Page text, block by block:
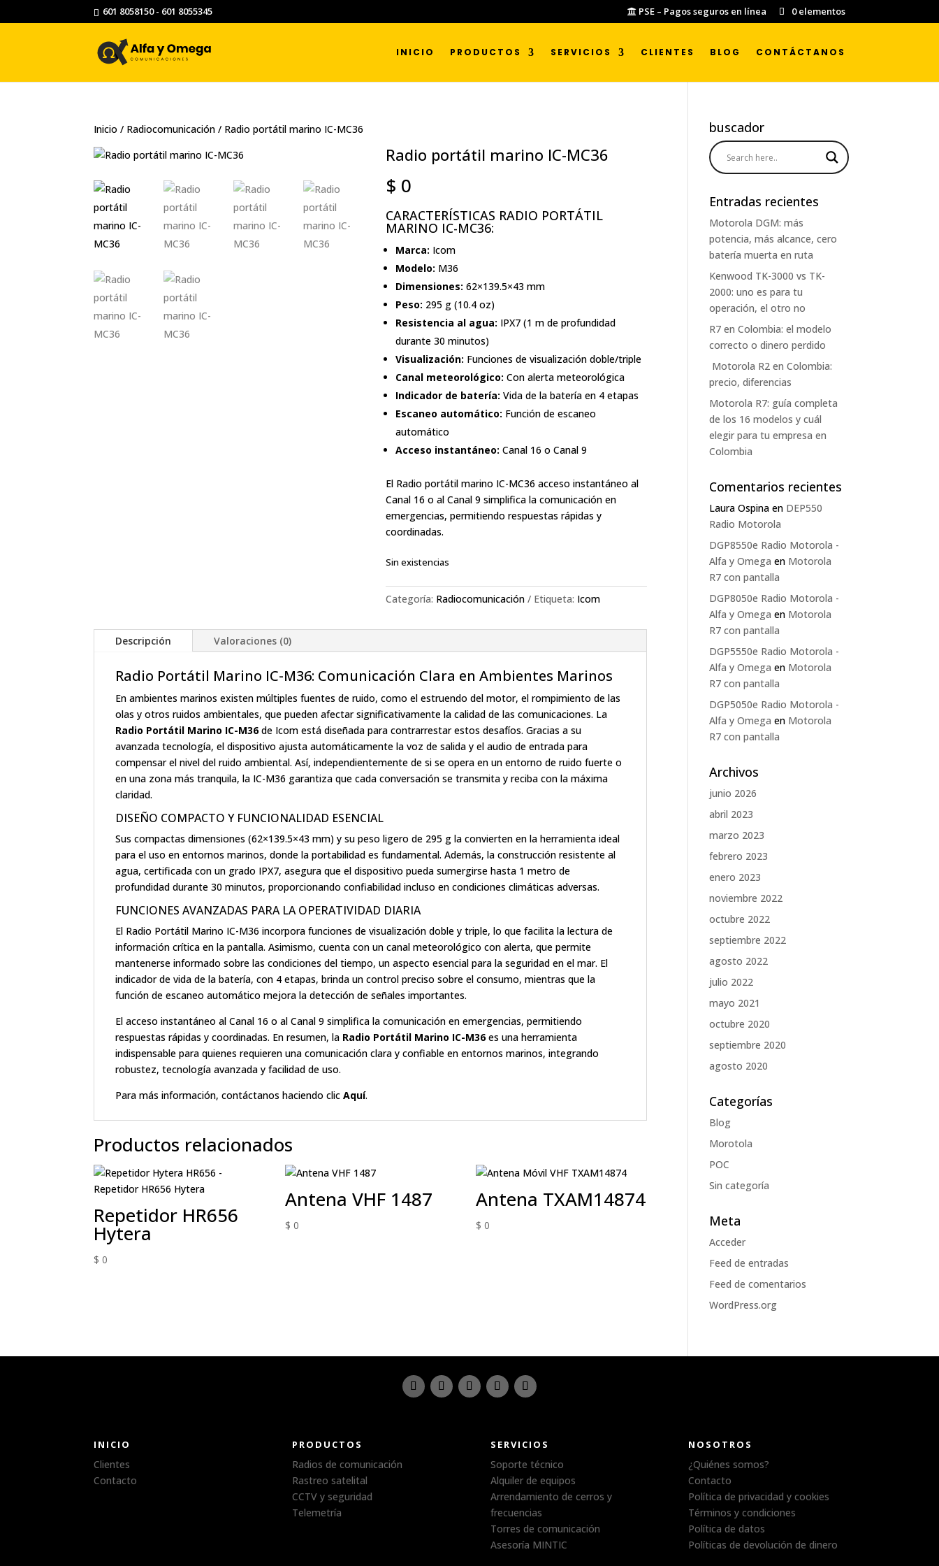
601 8058150 - 601 8055345 PSE – Pagos seguros en línea 0 elementos
INICIO PRODUCTOS SERVICIOS CLIENTES BLOG CONTÁCTANOS
Inicio / Radiocomunicación / Radio portátil marino IC-MC36
Radio portátil marino IC-MC36
$ 0
CARACTERÍSTICAS RADIO PORTÁTIL
MARINO IC-MC36:
Marca: Icom
Modelo: M36
Dimensiones: 62×139.5×43 mm
Peso: 295 g (10.4 oz)
Resistencia al agua: IPX7 (1 m de profundidad
durante 30 minutos)
Visualización: Funciones de visualización doble/triple
Canal meteorológico: Con alerta meteorológica
Indicador de batería: Vida de la batería en 4 etapas
Escaneo automático: Función de escaneo
automático
Acceso instantáneo: Canal 16 o Canal 9
El Radio portátil marino IC-MC36 acceso instantáneo al
Canal 16 o al Canal 9 simplifica la comunicación en
emergencias, permitiendo respuestas rápidas y
coordinadas.
Sin existencias
Categoría: Radiocomunicación Etiqueta: Icom
Descripción Valoraciones (0)
Radio Portátil Marino IC-M36: Comunicación Clara en Ambientes Marinos
En ambientes marinos existen múltiples fuentes de ruido, como el estruendo del motor, el rompimiento de las
olas y otros ruidos ambientales, que pueden afectar significativamente la calidad de las comunicaciones. La
Radio Portátil Marino IC-M36de Icom está diseñada para contrarrestar estos desafíos. Gracias a su
avanzada tecnología, el dispositivo ajusta automáticamente la voz de salida y el audio de entrada para
compensar el nivel del ruido ambiental. Así, independientemente de si se opera en un entorno de ruido fuerte o
en una zona más tranquila, la IC-M36 garantiza que cada conversación se transmita y reciba con la máxima
claridad.
DISEÑO COMPACTO Y FUNCIONALIDAD ESENCIAL
Sus compactas dimensiones (62×139.5×43 mm) y su peso ligero de 295 g la convierten en la herramienta ideal
para el uso en entornos marinos, donde la portabilidad es fundamental. Además, la construcción resistente al
agua, certificada con un grado IPX7, asegura que el dispositivo pueda sumergirse hasta 1 metro de
profundidad durante 30 minutos, proporcionando confiabilidad incluso en condiciones climáticas adversas.
FUNCIONES AVANZADAS PARA LA OPERATIVIDAD DIARIA
El Radio Portátil Marino IC-M36 incorpora funciones de visualización doble y triple, lo que facilita la lectura de
información crítica en la pantalla. Asimismo, cuenta con un canal meteorológico con alerta, que permite
mantenerse informado sobre las condiciones del tiempo, un aspecto esencial para la seguridad en el mar. El
indicador de vida de la batería, con 4 etapas, brinda un control preciso sobre el consumo, mientras que la
función de escaneo automático mejora la detección de señales importantes.
El acceso instantáneo al Canal 16 o al Canal 9 simplifica la comunicación en emergencias, permitiendo
respuestas rápidas y coordinadas. En resumen, la Radio Portátil Marino IC-M36es una herramienta
indispensable para quienes requieren una comunicación clara y confiable en entornos marinos, integrando
robustez, tecnología avanzada y facilidad de uso.
Para más información, contáctanos haciendo clicAquí.
Productos relacionados
Repetidor HR656
Hytera
$ 0
Antena VHF 1487
$ 0
Antena TXAM14874
$ 0
buscador
Entradas recientes
Motorola DGM: más
potencia, más alcance, cero
batería muerta en ruta
Kenwood TK-3000 vs TK-
2000: uno es para tu
operación, el otro no
R7 en Colombia: el modelo
correcto o dinero perdido
Motorola R2 en Colombia:
precio, diferencias
Motorola R7: guía completa
de los 16 modelos y cuál
elegir para tu empresa en
Colombia
Comentarios recientes
Laura Ospina en DEP550
Radio Motorola
DGP8550e Radio Motorola -
Alfa y Omega en Motorola
R7 con pantalla
DGP8050e Radio Motorola -
Alfa y Omega en Motorola
R7 con pantalla
DGP5550e Radio Motorola -
Alfa y Omega en Motorola
R7 con pantalla
DGP5050e Radio Motorola -
Alfa y Omega en Motorola
R7 con pantalla
Archivos
junio 2026
abril 2023
marzo 2023
febrero 2023
enero 2023
noviembre 2022
octubre 2022
septiembre 2022
agosto 2022
julio 2022
mayo 2021
octubre 2020
septiembre 2020
agosto 2020
Categorías
Blog
Morotola
POC
Sin categoría
Meta
Acceder
Feed de entradas
Feed de comentarios
WordPress.org
INICIO
Clientes
Contacto
PRODUCTOS
Radios de comunicación
Rastreo satelital
CCTV y seguridad
Telemetría
SERVICIOS
Soporte técnico
Alquiler de equipos
Arrendamiento de cerros y
frecuencias
Torres de comunicación
Asesoría MINTIC
NOSOTROS
¿Quiénes somos?
Contacto
Política de privacidad y cookies
Términos y condiciones
Política de datos
Políticas de devolución de dinero